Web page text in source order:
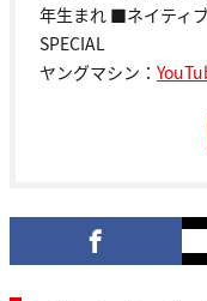
年生まれ ■ネイティ
SPECIAL
ヤングマシン：